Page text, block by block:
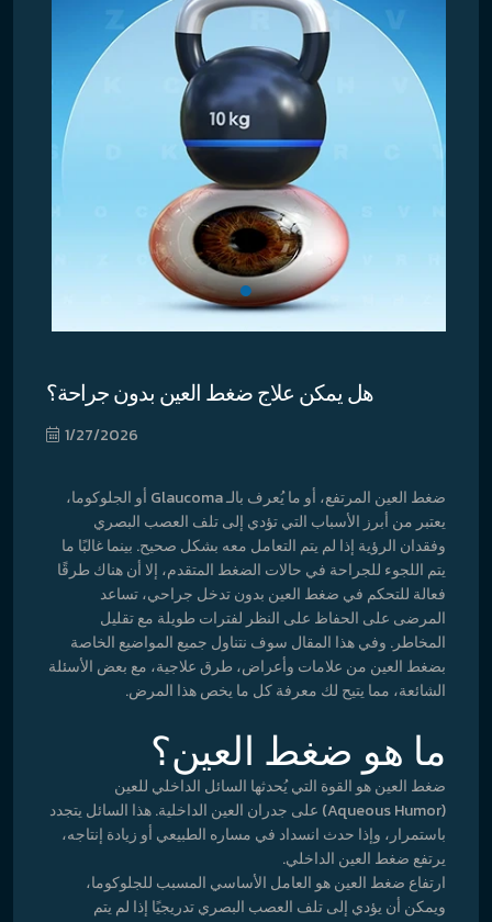
هل يمكن علاج ضغط العين بدون جراحة؟
1/27/2026
ضغط العين المرتفع، أو ما يُعرف بالـ Glaucoma أو الجلوكوما،
يعتبر من أبرز الأسباب التي تؤدي إلى تلف العصب البصري
وفقدان الرؤية إذا لم يتم التعامل معه بشكل صحيح. بينما غالبًا ما
يتم اللجوء للجراحة في حالات الضغط المتقدم، إلا أن هناك طرقًا
فعالة للتحكم في ضغط العين بدون تدخل جراحي، تساعد
المرضى على الحفاظ على النظر لفترات طويلة مع تقليل
المخاطر. وفي هذا المقال سوف نتناول جميع المواضيع الخاصة
بضغط العين من علامات وأعراض، طرق علاجية، مع بعض الأسئلة
الشائعة، مما يتيح لك معرفة كل ما يخص هذا المرض.
ما هو ضغط العين؟
ضغط العين هو القوة التي يُحدثها السائل الداخلي للعين
(Aqueous Humor) على جدران العين الداخلية. هذا السائل يتجدد
باستمرار، وإذا حدث انسداد في مساره الطبيعي أو زيادة إنتاجه،
يرتفع ضغط العين الداخلي.
ارتفاع ضغط العين هو العامل الأساسي المسبب للجلوكوما،
ويمكن أن يؤدي إلى تلف العصب البصري تدريجيًا إذا لم يتم